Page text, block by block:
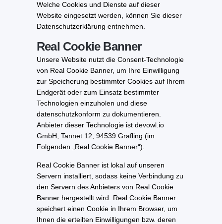
Welche Cookies und Dienste auf dieser
Website eingesetzt werden, können Sie dieser
Datenschutzerklärung entnehmen.
Real Cookie Banner
Unsere Website nutzt die Consent-Technologie
von Real Cookie Banner, um Ihre Einwilligung
zur Speicherung bestimmter Cookies auf Ihrem
Endgerät oder zum Einsatz bestimmter
Technologien einzuholen und diese
datenschutzkonform zu dokumentieren.
Anbieter dieser Technologie ist devowl.io
GmbH, Tannet 12, 94539 Grafling (im
Folgenden „Real Cookie Banner“).
Real Cookie Banner ist lokal auf unseren
Servern installiert, sodass keine Verbindung zu
den Servern des Anbieters von Real Cookie
Banner hergestellt wird. Real Cookie Banner
speichert einen Cookie in Ihrem Browser, um
Ihnen die erteilten Einwilligungen bzw. deren